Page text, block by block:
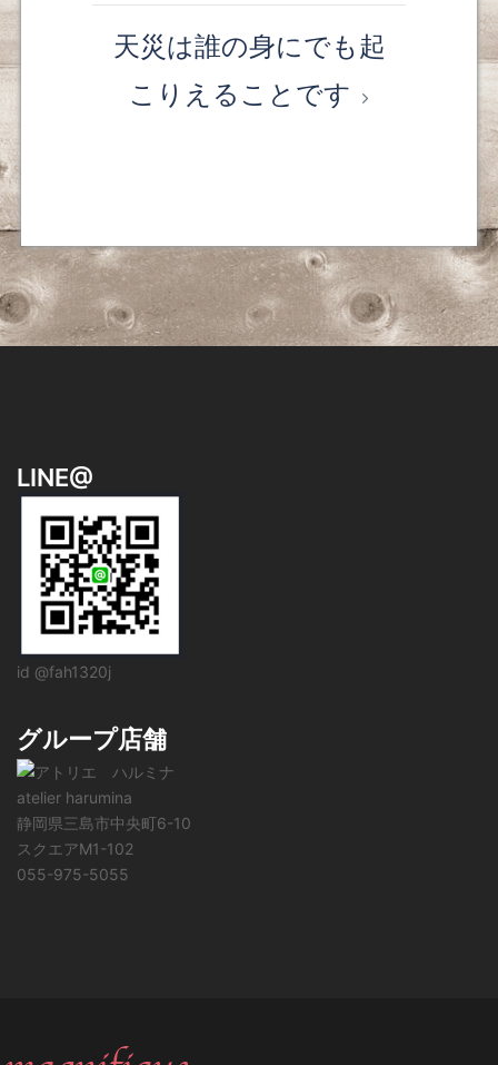
稿
シ
ョ
ン
天災は誰の身にでも起
こりえることです
LINE@
id @fah1320j
グループ店舗
atelier harumina
静岡県三島市中央町6-10
スクエアM1-102
055-975-5055